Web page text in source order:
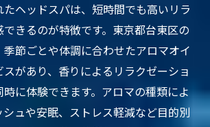
ヘッドスパは、短時間でも高いリラ
できるのが特徴です。東京都台東区の
節ごとや体調に合わせたアロマオイ
があり、香りによるリラクゼーショ
に体験できます。アロマの種類によ
ュや安眠、ストレス軽減など目的別